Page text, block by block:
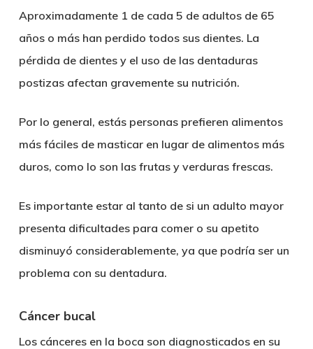
Aproximadamente 1 de cada 5 de adultos de 65
años o más han perdido todos sus dientes. La
pérdida de dientes y el uso de las dentaduras
postizas afectan gravemente su nutrición.
Por lo general, estás personas prefieren alimentos
más fáciles de masticar en lugar de alimentos más
duros, como lo son las frutas y verduras frescas.
Es importante estar al tanto de si un adulto mayor
presenta dificultades para comer o su apetito
disminuyó considerablemente, ya que podría ser un
problema con su dentadura.
Cáncer bucal
Los cánceres en la boca son diagnosticados en su